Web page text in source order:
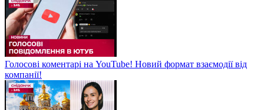
Голосові коментарі на YouTube! Новий формат взаємодії від
компанії!